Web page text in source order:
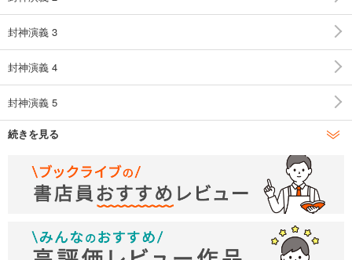
封神演義 3
封神演義 4
封神演義 5
封神演義 6
封神演義 7
封神演義 9
続きを見る